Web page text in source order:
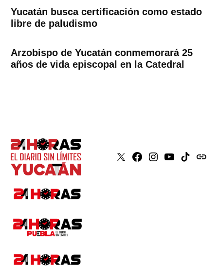
Yucatán busca certificación como estado
libre de paludismo
Arzobispo de Yucatán conmemorará 25
años de vida episcopal en la Catedral
X Faceboook
Instagram
YoutubeTiktokissuu